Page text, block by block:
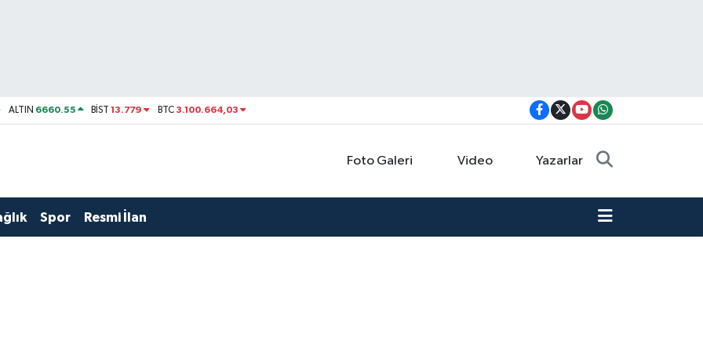
ALTIN 6660.55 BİST13.779 BTC3.100.664,03
Foto Galeri Video Yazarlar
Spor Resmi İlan